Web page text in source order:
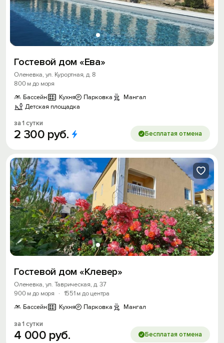
Гостевой дом «Ева»
Оленевка, ул. Курортная, д. 8
800 м до моря
Бассейн
Кухня Парковка
Мангал
Детская площадка
за 1 сутки
2 300 руб. Бесплатая отмена
Гостевой дом «Клевер»
Оленевка, ул. Таврическая, д. 37
900 м до моря
· 1551 м до центра
Бассейн
Кухня Парковка Мангал
за 1 сутки
4 000 руб. Бесплатая отмена
Скидка −5%
Хочешь дешевле? Оставь почту и получи
Вход на сайт
Войти илиЗарегистрироваться
Войти